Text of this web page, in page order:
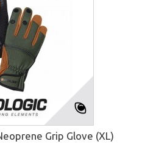
Grip Glove (XL)